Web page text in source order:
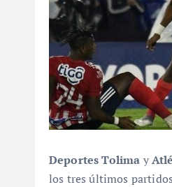
Deportes Tolima y
los tres últimos